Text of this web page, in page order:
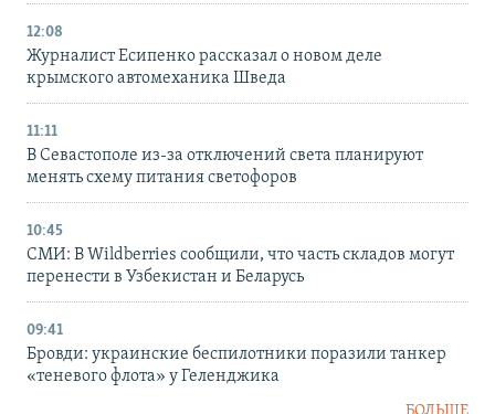
12:08
Журналист Есипенко рассказал о новом деле
крымского автомеханика Шведа
11:11
В Севастополе из-за отключений света планируют
менять схему питания светофоров
10:45
СМИ: В Wildberries сообщили, что часть складов могут
перенести в Узбекистан и Беларусь
09:41
Бровди: украинские беспилотники поразили танкер
«теневого флота» у Геленджика